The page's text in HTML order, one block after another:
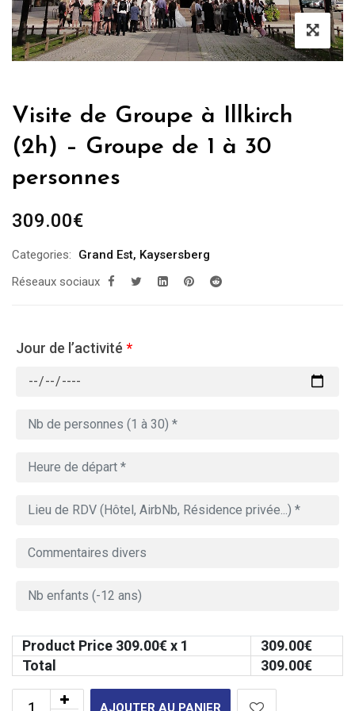
Visite de Groupe à Illkirch
(2h) – Groupe de 1 à 30
personnes
309.00€
Categories: Grand Est, Kaysersberg
Réseaux sociaux
Jour de l’activité *
Product Price 309.00€ x 1 309.00€
Total
309.00€
AJOUTER AU PANIER